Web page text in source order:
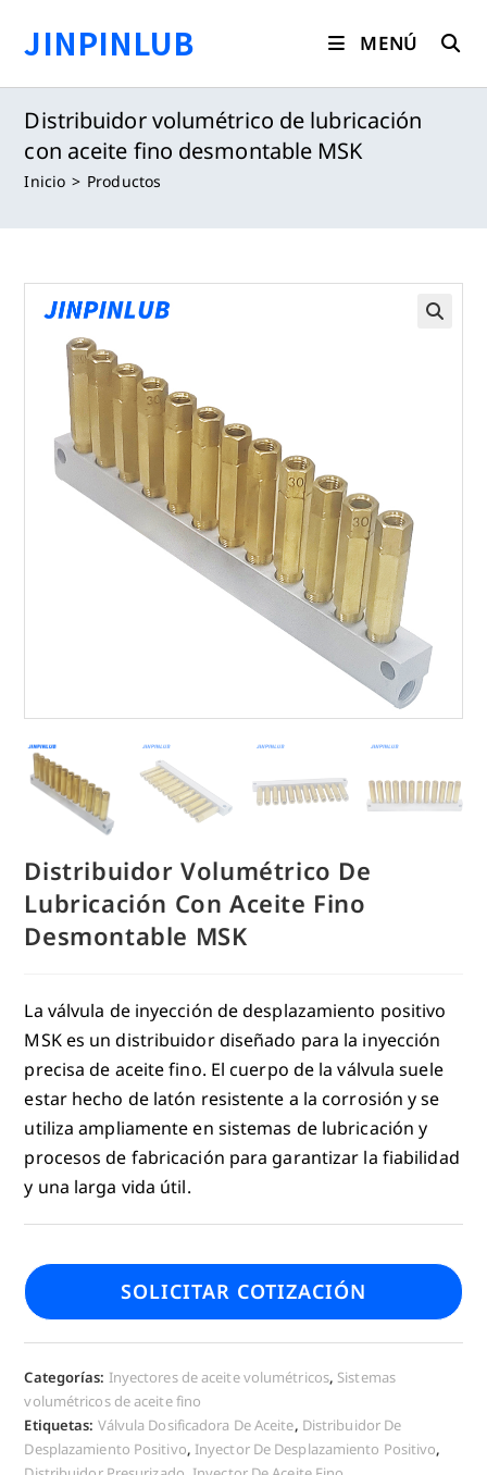
contenido
JINPINLUB MENÚ
Distribuidor volumétrico de lubricación
con aceite fino desmontable MSK
Inicio > Productos
Distribuidor Volumétrico De
Lubricación Con Aceite Fino
Desmontable MSK
La válvula de inyección de desplazamiento positivo
MSK es un distribuidor diseñado para la inyección
precisa de aceite fino. El cuerpo de la válvula suele
estar hecho de latón resistente a la corrosión y se
utiliza ampliamente en sistemas de lubricación y
procesos de fabricación para garantizar la fiabilidad
y una larga vida útil.
SOLICITAR COTIZACIÓN
Categorías: Inyectores de aceite volumétricos, Sistemas
volumétricos de aceite fino
Etiquetas: Válvula Dosificadora De Aceite, Distribuidor De
Desplazamiento Positivo, Inyector De Desplazamiento Positivo,